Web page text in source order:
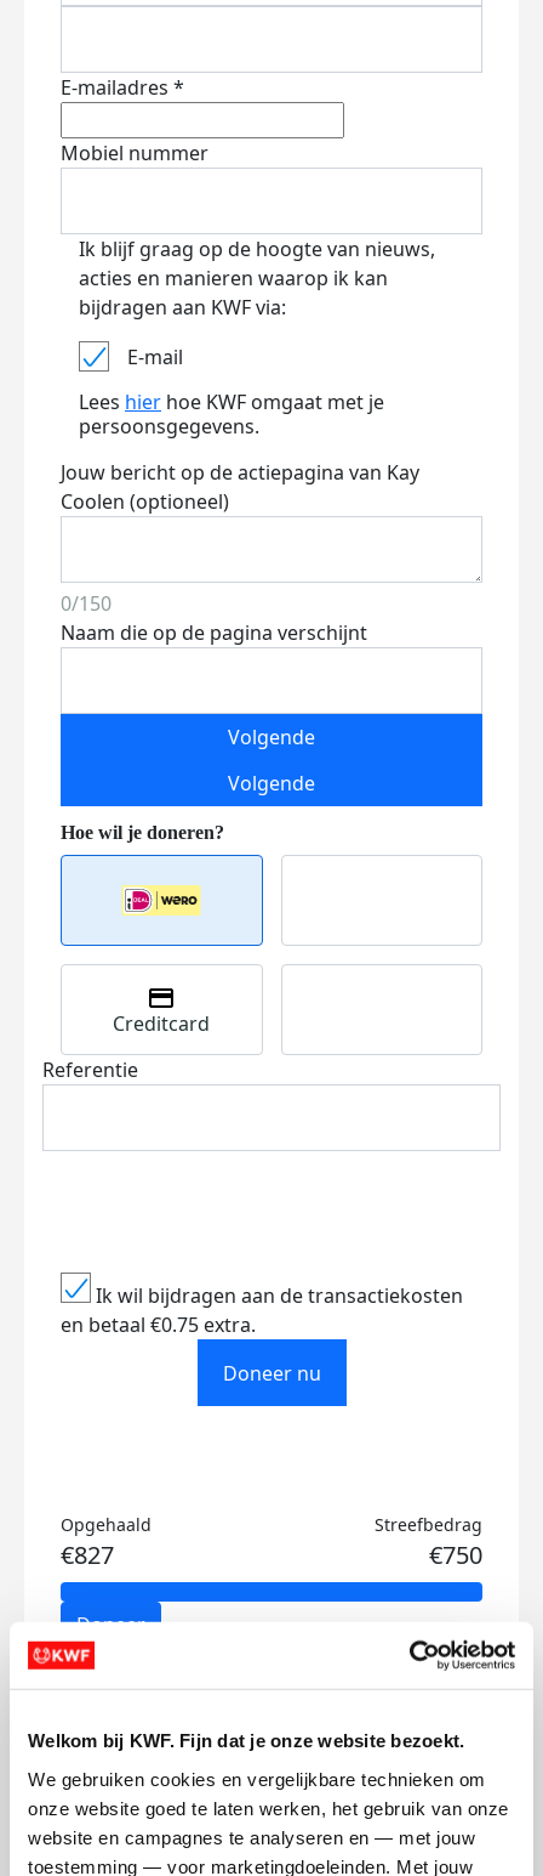
Welkom bij KWF. Fijn dat je onze website bezoekt.
We gebruiken cookies en vergelijkbare technieken om
onze website goed te laten werken, het gebruik van onze
website en campagnes te analyseren en — met jouw
toestemming — voor marketingdoeleinden. Met jouw
E-mailadres *
Mobiel nummer
Ik blijf graag op de hoogte van nieuws,
acties en manieren waarop ik kan
bijdragen aan KWF via:
E-mail
Lees hier hoe KWF omgaat met je
persoonsgegevens.
Jouw bericht op de actiepagina van Kay
Coolen (optioneel)
0/150
Naam die op de pagina verschijnt
Volgende
Volgende
Creditcard
Referentie
Ik wil bijdragen aan de transactiekosten
en betaal €0.75 extra.
Doneer nu
Opgehaald
€827
Streefbedrag
€750
Doneer
Kay's badges